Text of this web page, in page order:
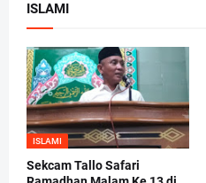
ISLAMI
ISLAMI
Sekcam Tallo Safari